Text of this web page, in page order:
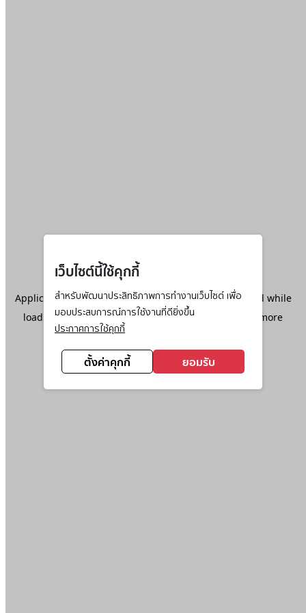
เว็บไซต์นี้ใช้คุกกี้
สำหรับพัฒนาประสิทธิภาพการทำงานเว็บไซต์ เพื่อ
มอบประสบการณ์การใช้งานที่ดียิ่งขึ้น
ประกาศการใช้คุกกี้
ตั้งค่าคุกกี้ ยอมรับ
Application error: aclient-side exception has occurred while
loadingwww.ktc.co.th(see the browser console
for more
information).